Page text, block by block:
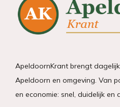
ApeldoornKrant brengt
Apeldoorn en omgeving. Van
en economie: snel, duidelijk en